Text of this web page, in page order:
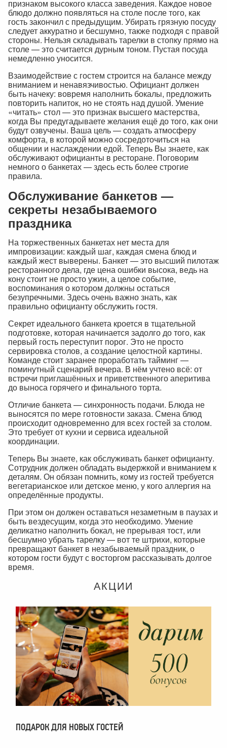
признаком высокого класса заведения. Каждое новое
блюдо должно появляться на столе после того, как
гость закончил с предыдущим. Убирать грязную посуду
следует аккуратно и бесшумно, также подходя с правой
стороны. Нельзя складывать тарелки в стопку прямо на
столе — это считается дурным тоном. Пустая посуда
немедленно уносится.
Взаимодействие с гостем строится на балансе между
вниманием и ненавязчивостью. Официант должен
быть начеку: вовремя наполнить бокалы, предложить
повторить напиток, но не стоять над душой. Умение
«читать» стол — это признак высшего мастерства,
когда Вы предугадываете желания ещё до того, как они
будут озвучены. Ваша цель — создать атмосферу
комфорта, в которой можно сосредоточиться на
общении и наслаждении едой. Теперь Вы знаете, как
обслуживают официанты в ресторане. Поговорим
немного о банкетах — здесь есть более строгие
правила.
Обслуживание банкетов —
секреты незабываемого
праздника
На торжественных банкетах нет места для
импровизации: каждый шаг, каждая смена блюд и
каждый жест выверены. Банкет — это высший пилотаж
ресторанного дела, где цена ошибки высока, ведь на
кону стоит не просто ужин, а целое событие,
воспоминания о котором должны остаться
безупречными. Здесь очень важно знать, как
правильно официанту обслужить гостя.
Секрет идеального банкета кроется в тщательной
подготовке, которая начинается задолго до того, как
первый гость переступит порог. Это не просто
сервировка столов, а создание целостной картины.
Команде стоит заранее проработать тайминг —
поминутный сценарий вечера. В нём учтено всё: от
встречи приглашённых и приветственного аперитива
до выноса горячего и финального торта.
Отличие банкета — синхронность подачи. Блюда не
выносятся по мере готовности заказа. Смена блюд
происходит одновременно для всех гостей за столом.
Это требует от кухни и сервиса идеальной
координации.
Теперь Вы знаете, как обслуживать банкет официанту.
Сотрудник должен обладать выдержкой и вниманием к
деталям. Он обязан помнить, кому из гостей требуется
вегетарианское или детское меню, у кого аллергия на
определённые продукты.
При этом он должен оставаться незаметным в паузах и
быть вездесущим, когда это необходимо. Умение
деликатно наполнить бокал, не прерывая тост, или
бесшумно убрать тарелку — вот те штрихи, которые
превращают банкет в незабываемый праздник, о
котором гости будут с восторгом рассказывать долгое
время.
АКЦИИ
ПОДАРОК ДЛЯ НОВЫХ ГОСТЕЙ